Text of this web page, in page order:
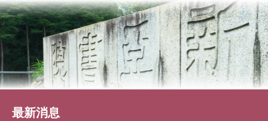
Skip
to
content
最新消息